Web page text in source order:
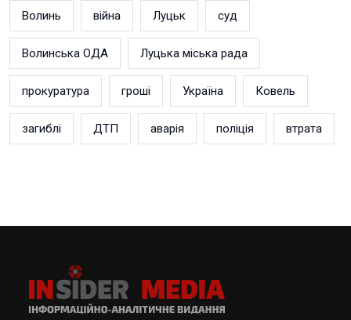
Волинь війна Луцьк суд
Волинська ОДА Луцька міська рада
прокуратура гроші Україна Ковель
загиблі ДТП аварія поліція втрата